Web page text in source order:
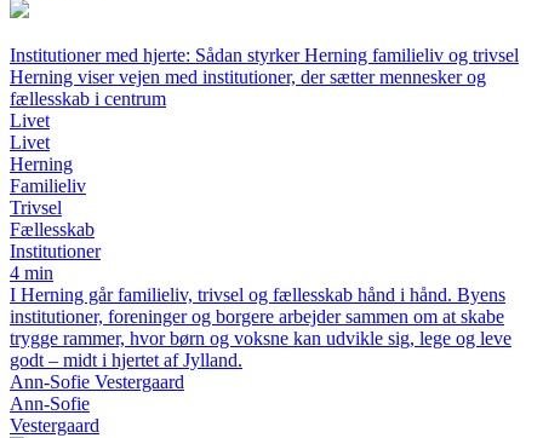
Institutioner med hjerte: Sådan styrker Herning familieliv og trivsel
Herning viser vejen med institutioner, der sætter mennesker og
fællesskab i centrum
Livet
Livet
Herning
Familieliv
Trivsel
Fællesskab
Institutioner
4 min
I Herning går familieliv, trivsel og fællesskab hånd i hånd. Byens
institutioner, foreninger og borgere arbejder sammen om at skabe
trygge rammer, hvor børn og voksne kan udvikle sig, lege og leve
godt – midt i hjertet af Jylland.
Ann-Sofie Vestergaard
Ann-Sofie
Vestergaard